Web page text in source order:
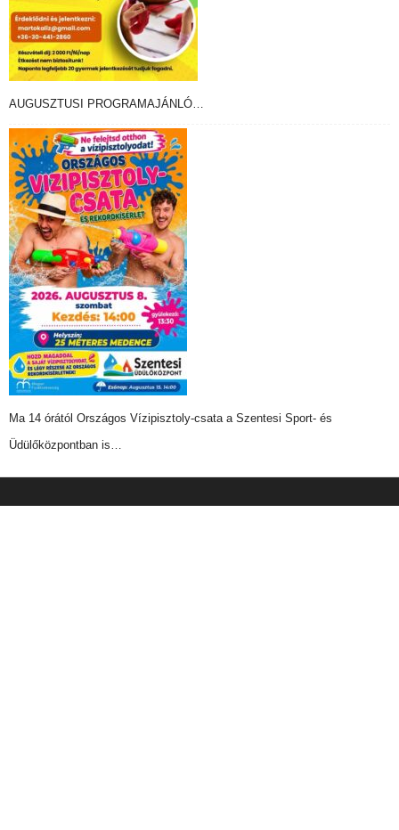
AUGUSZTUSI PROGRAMAJÁNLÓ…
Ma 14 órától Országos Vízipisztoly-csata a Szentesi Sport- és
Üdülőközpontban is…